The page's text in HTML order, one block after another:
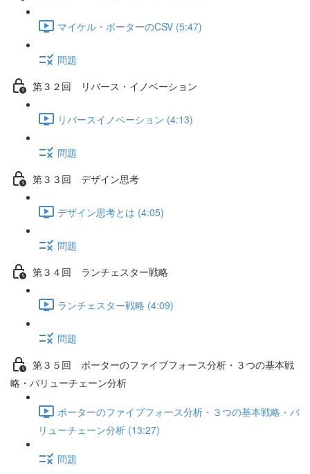
マイケル・ポーターのCSV (5:47)
問題
第３２回 リバース・イノベーション
リバースイノベーション (4:13)
問題
第３３回 デザイン思考
デザイン思考とは (4:05)
問題
第３４回 ランチェスター戦略
ランチェスター戦略 (4:09)
問題
第３５回 ポーターのファイブフォース分析・３つの基本戦
略・バリューチェーン分析
ポーターのファイブフォース分析・３つの基本戦略・バ
リューチェーン分析 (13:27)
問題